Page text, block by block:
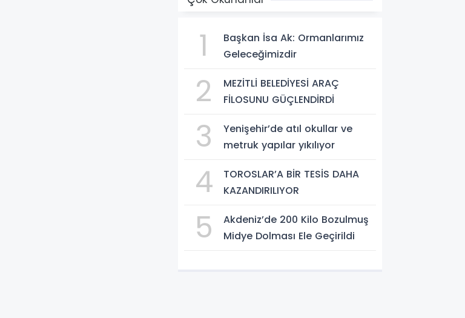
1
Başkan İsa Ak: Ormanlarımız
Geleceğimizdir
2
MEZİTLİ BELEDİYESİ ARAÇ
FİLOSUNU GÜÇLENDİRDİ
3
Yenişehir’de atıl okullar ve
metruk yapılar yıkılıyor
4
TOROSLAR’A BİR TESİS DAHA
KAZANDIRILIYOR
5
Akdeniz’de 200 Kilo Bozulmuş
Midye Dolması Ele Geçirildi